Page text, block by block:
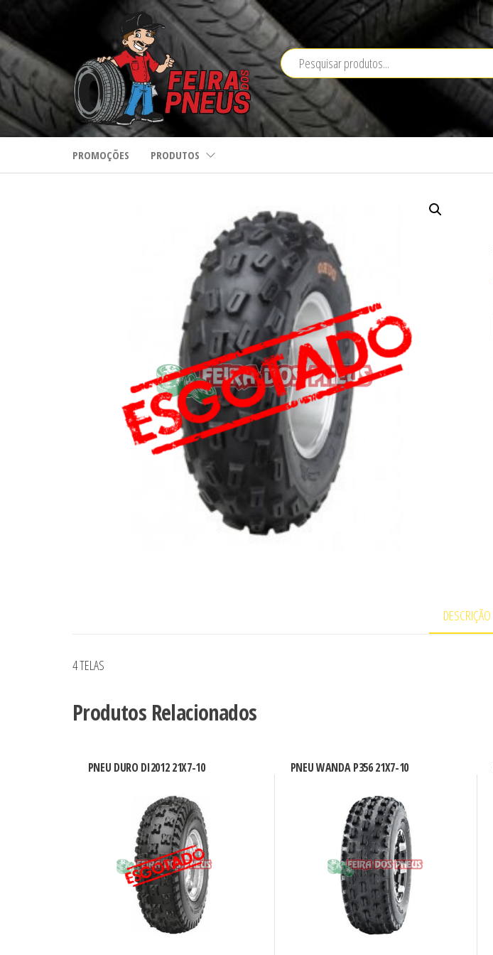
para
o
conteúdo
PROMOÇÕES PRODUTOS
DESCRIÇÃO
4 TELAS
Produtos Relacionados
PNEU DURO DI2012 21X7-10 PNEU WANDA P356 21X7-10